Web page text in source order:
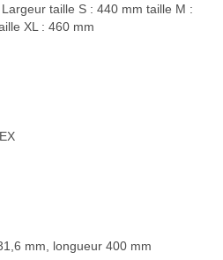
taille S : 440 mm taille M :
XL : 460 mm
mm, longueur 400 mm